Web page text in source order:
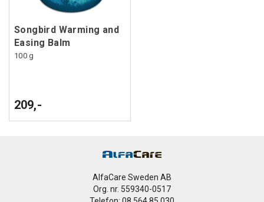
Songbird Warming and
Easing Balm
100 g
209,-
AlfaCare Sweden AB
Org. nr. 559340-0517